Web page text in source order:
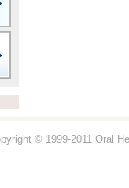
© 1999-2011 Oral